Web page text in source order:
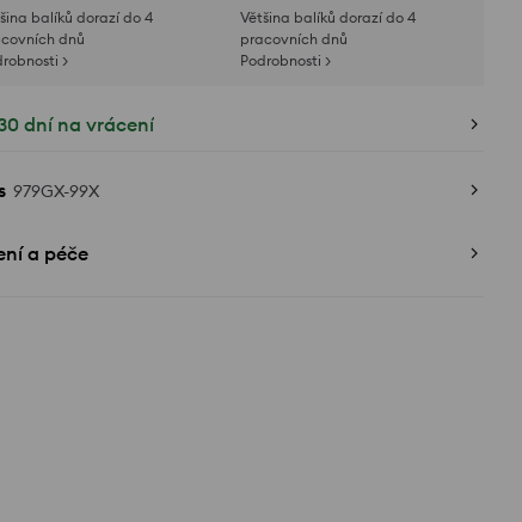
balíků dorazí do 4
dnů
>
Většina balíků dorazí do 4
pracovních dnů
Podrobnosti >
dní na vrácení
979GX-99X
a péče